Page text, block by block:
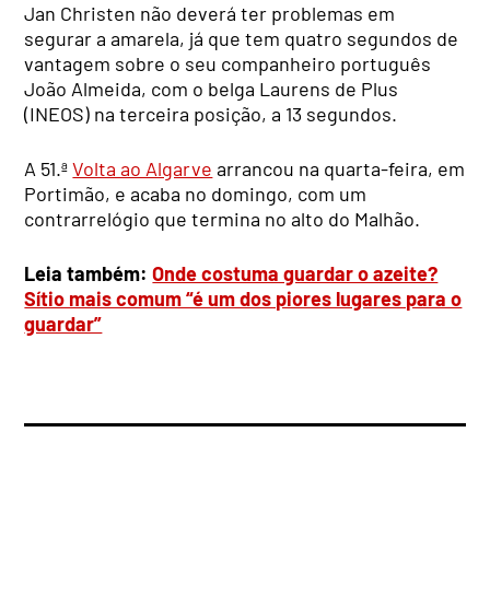
Jan Christen não deverá ter problemas em
segurar a amarela, já que tem quatro segundos de
vantagem sobre o seu companheiro português
João Almeida, com o belga Laurens de Plus
(INEOS) na terceira posição, a 13 segundos.
A 51.ªVolta ao Algarve arrancou na quarta-feira, em
Portimão, e acaba no domingo, com um
contrarrelógio que termina no alto do Malhão.
Leia também:Onde costuma guardar o azeite?
Sítio mais comum “é um dos piores lugares para o
guardar”